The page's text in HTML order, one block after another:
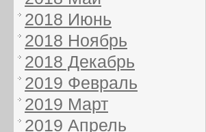
2018 Июнь
2018 Ноябрь
2018 Декабрь
2019 Февраль
2019 Март
2019 Апрель